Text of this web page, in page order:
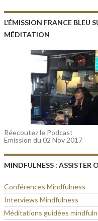
L’ÉMISSION FRANCE BLEU
MÉDITATION
Réecoutez le Podcast
Emission du 02 Nov 2017
MINDFULNESS : ASSISTER
Conférences Mindfulness
Interviews Mindfulness
Méditations guidées